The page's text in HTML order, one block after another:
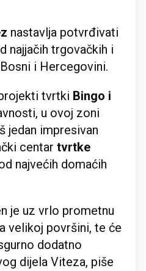
nastavlja potvrđivati ​​
najjačih trgovačkih i
i Hercegovini.
tvrtki Bingo i
u ovoj zoni
jedan impresivan
centar tvrtke
najvećih domaćih
je uz vrlo prometnu
velikoj površini, te će
dodatno
dijela Viteza, piše